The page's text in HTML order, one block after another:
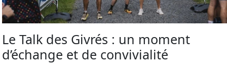
Le Talk des Givrés : un moment
d’échange et de convivialité